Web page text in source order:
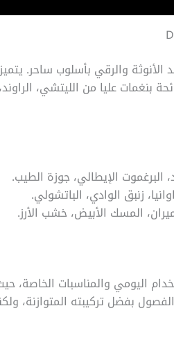
والرقي بأسلوب ساحر.
بنغمات عليا من الليتشي،
البرغموت الإيطالي، جوزة الطيب.
زنبق الوادي، الباتشولي.
المسك الأبيض، خشب الأرز.
اليومي والمناسبات الخاصة،
بفضل تركيبته المتوازنة،